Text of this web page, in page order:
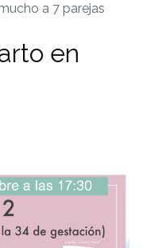
a 7 parejas
en